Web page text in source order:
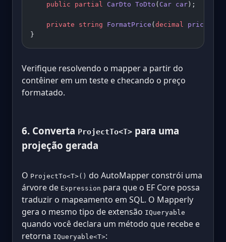
    public
partial CarDto ToDto ( Car car );
    private
string FormatPrice ( decimal price
}
Verifique resolvendo o mapper a partir do
contêiner em um teste e checando o preço
formatado.
6. Converta ProjectTo<T> para uma
projeção gerada
O ProjectTo<T>() do AutoMapper constrói uma
árvore de Expression para que o EF Core possa
traduzir o mapeamento em SQL. O Mapperly
gera o mesmo tipo de extensão IQueryable
quando você declara um método que recebe e
retorna IQueryable<T>: